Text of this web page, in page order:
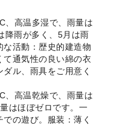
、高温多湿で、雨量は
降雨が多く、5月は雨
活動：歴史的建造物
て通気性の良い綿の衣
ル、雨具をご用意く
、高温乾燥で、雨量は
はほぼゼロです。一
の遊び。服装：薄く